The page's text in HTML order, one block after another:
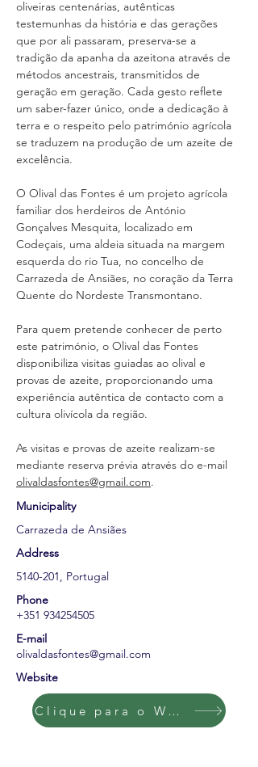
oliveiras centenárias, autênticas
testemunhas da história e das gerações
que por ali passaram, preserva-se a
tradição da apanha da azeitona através de
métodos ancestrais, transmitidos de
geração em geração. Cada gesto reflete
um saber-fazer único, onde a dedicação à
terra e o respeito pelo património agrícola
se traduzem na produção de um azeite de
excelência.
O Olival das Fontes é um projeto agrícola
familiar dos herdeiros de António
Gonçalves Mesquita, localizado em
Codeçais, uma aldeia situada na margem
esquerda do rio Tua, no concelho de
Carrazeda de Ansiães, no coração da Terra
Quente do Nordeste Transmontano.
Para quem pretende conhecer de perto
este património, o Olival das Fontes
disponibiliza visitas guiadas ao olival e
provas de azeite, proporcionando uma
experiência autêntica de contacto com a
cultura olivícola da região.
As visitas e provas de azeite realizam-se
mediante reserva prévia através do e-mail
olivaldasfontes@gmail.com.
Municipality
Carrazeda de Ansiães
Address
5140-201, Portugal
Phone
+351 934254505
E-mail
olivaldasfontes@gmail.com
Website
Clique para o Website